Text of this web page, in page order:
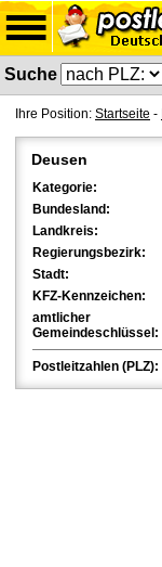
Suche
Ihre Position: Startseite -
Deusen
Kategorie:
Bundesland:
Landkreis:
Regierungsbezirk:
Stadt:
KFZ-Kennzeichen:
amtlicher
Gemeindeschlüssel:
Postleitzahlen (PLZ):